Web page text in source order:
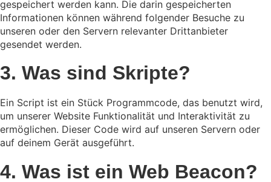
gespeichert werden kann. Die darin gespeicherten
Informationen können während folgender Besuche zu
unseren oder den Servern relevanter Drittanbieter
gesendet werden.
3. Was sind Skripte?
Ein Script ist ein Stück Programmcode, das benutzt wird,
um unserer Website Funktionalität und Interaktivität zu
ermöglichen. Dieser Code wird auf unseren Servern oder
auf deinem Gerät ausgeführt.
4. Was ist ein Web Beacon?